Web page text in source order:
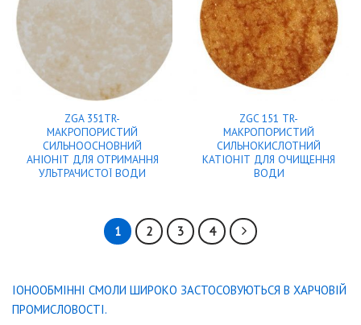
ZGA 351TR-
МАКРОПОРИСТИЙ
СИЛЬНООСНОВНИЙ
АНІОНІТ ДЛЯ ОТРИМАННЯ
УЛЬТРАЧИСТОЇ ВОДИ
ZGC 151 TR-
МАКРОПОРИСТИЙ
СИЛЬНОКИСЛОТНИЙ
КАТІОНІТ ДЛЯ ОЧИЩЕННЯ
ВОДИ
1 2 3 4
ІОНООБМІННІ СМОЛИ ШИРОКО ЗАСТОСОВУЮТЬСЯ В ХАРЧОВІЙ
ПРОМИСЛОВОСТІ.